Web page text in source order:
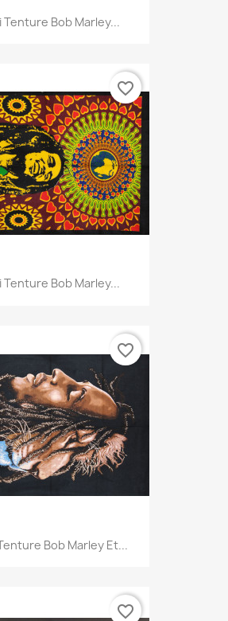
Tenture Bob Marley...
Tenture Bob Marley...
favorite_border
Bob Marley Et...
favorite_border
favorite_border